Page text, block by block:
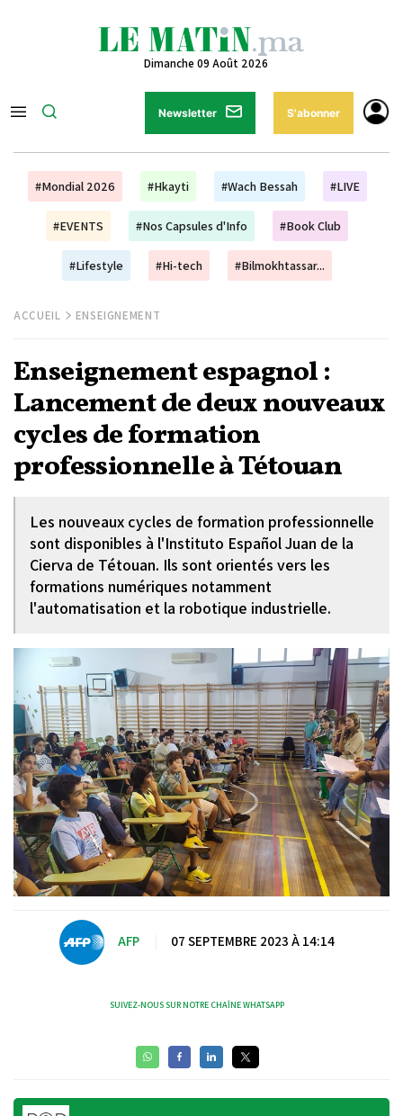
Dimanche 09 Août 2026
Newsletter S'abonner
#Mondial 2026 #Hkayti #Wach Bessah #LIVE
#EVENTS #Nos Capsules d'Info #Book Club
#Lifestyle #Hi-tech #Bilmokhtassar...
ACCUEIL ENSEIGNEMENT
Enseignement espagnol :
Lancement de deux nouveaux
cycles de formation
professionnelle à Tétouan
Les nouveaux cycles de formation professionnelle
sont disponibles à l'Instituto Español Juan de la
Cierva de Tétouan. Ils sont orientés vers les
formations numériques notamment
l'automatisation et la robotique industrielle.
AFP 07 SEPTEMBRE 2023 À 14:14
SUIVEZ-NOUS SUR NOTRE CHAÎNE WHATSAPP